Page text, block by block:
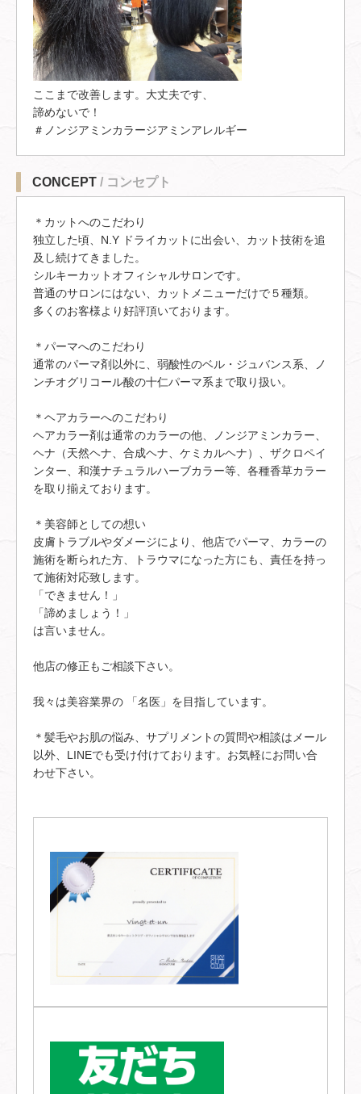
ここまで改善します。大丈夫です、
諦めないで！
＃ノンジアミンカラージアミンアレルギー
CONCEPT / コンセプト
＊カットへのこだわり
独立した頃、N.Y ドライカットに出会い、カット技術を追
及し続けてきました。
シルキーカットオフィシャルサロンです。
普通のサロンにはない、カットメニューだけで５種類。
多くのお客様より好評頂いております。
＊パーマへのこだわり
通常のパーマ剤以外に、弱酸性のベル・ジュバンス系、ノ
ンチオグリコール酸の十仁パーマ系まで取り扱い。
＊ヘアカラーへのこだわり
ヘアカラー剤は通常のカラーの他、ノンジアミンカラー、
ヘナ（天然ヘナ、合成ヘナ、ケミカルヘナ）、ザクロペイ
ンター、和漢ナチュラルハーブカラー等、各種香草カラー
を取り揃えております。
＊美容師としての想い
皮膚トラブルやダメージにより、他店でパーマ、カラーの
施術を断られた方、トラウマになった方にも、責任を持っ
て施術対応致します。
「できません！」
「諦めましょう！」
は言いません。
他店の修正もご相談下さい。
我々は美容業界の 「名医」を目指しています。
＊髪毛やお肌の悩み、サプリメントの質問や相談はメール
以外、LINEでも受け付けております。お気軽にお問い合
わせ下さい。